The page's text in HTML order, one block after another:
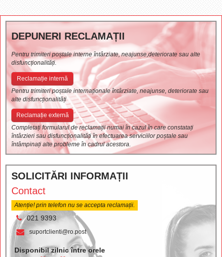
DEPUNERI RECLAMAȚII
Pentru trimiteri poștale interne întârziate, neajunse,deteriorate sau alte
disfuncționalități.
Reclamație internă
Pentru trimiteri poștale internaționale întârziate, neajunse, deteriorate sau
alte disfuncționalități
Reclamație externă
Completați formularul de reclamații numai în cazul în care constatați
întârzieri sau disfuncționalități în efectuarea serviciilor poștale sau
întâmpinați alte probleme în cadrul acestora.
SOLICITĂRI INFORMAȚII
Contact
Atenție! prin telefon nu se accepta reclamații.
021 9393
suportclienti@ro.post
Disponibil zilnic între orele